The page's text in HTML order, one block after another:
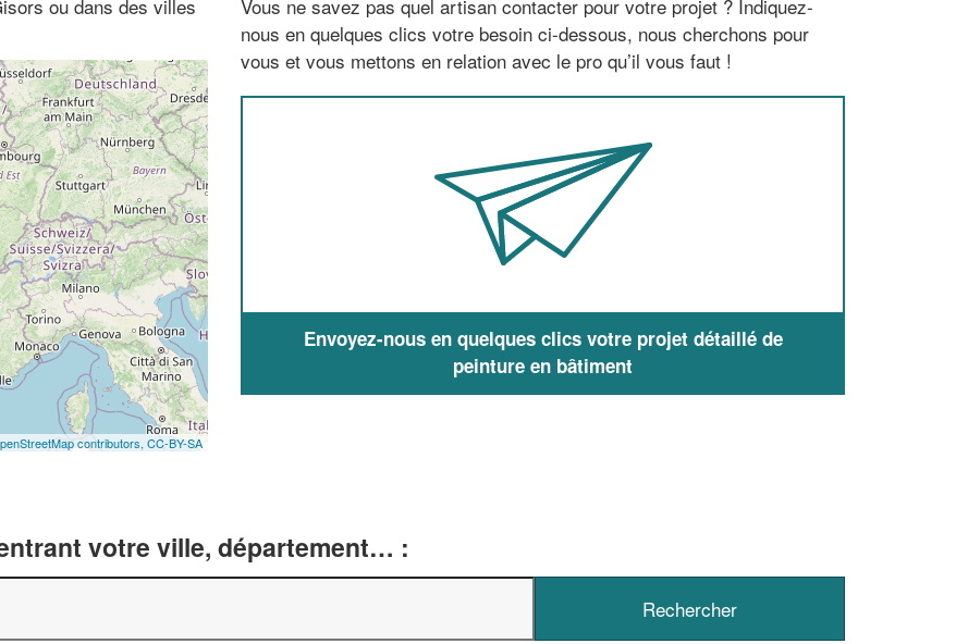
ou dans des villes
contributors, CC-BY-SA
Vous ne savez pas quel artisan contacter pour votre projet ? Indiquez-
nous en quelques clics votre besoin ci-dessous, nous cherchons pour
vous et vous mettons en relation avec le pro qu’il vous faut !
Envoyez-nous en quelques clics votre projet détaillé de
peinture en bâtiment
votre ville, département… :